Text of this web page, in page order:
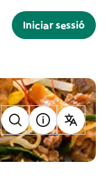
Iniciar sessió